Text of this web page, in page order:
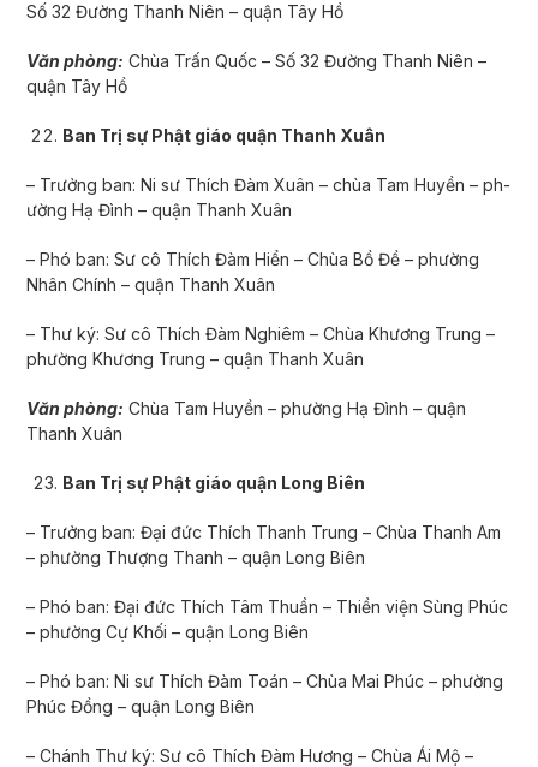
Số 32 Đường Thanh Niên – quận Tây Hồ
Văn phòng: Chùa Trấn Quốc – Số 32 Đường Thanh Niên –
quận Tây Hồ
Ban Trị sự Phật giáo quận Thanh Xuân
– Trưởng ban: Ni sư­ Thích Đàm Xuân – chùa Tam Huyền – ph­
ường Hạ Đình – quận Thanh Xuân
– Phó ban: Sư cô Thích Đàm Hiển – Chùa Bồ Đề – phường
Nhân Chính – quận Thanh Xuân
– Thư ký: Sư cô Thích Đàm Nghiêm – Chùa Khương Trung –
phường Khương Trung – quận Thanh Xuân
Văn phòng: Chùa Tam Huyền – phường Hạ Đình – quận
Thanh Xuân
Ban Trị sự Phật giáo quận Long Biên
– Trưởng ban: Đại đức Thích Thanh Trung – Chùa Thanh Am
– phường Thượng Thanh – quận Long Biên
– Phó ban: Đại đức Thích Tâm Thuần – Thiền viện Sùng Phúc
– phường Cự Khối – quận Long Biên
– Phó ban: Ni sư Thích Đàm Toán – Chùa Mai Phúc – phường
Phúc Đồng – quận Long Biên
– Chánh Thư ký: Sư cô Thích Đàm Hương – Chùa Ái Mộ –